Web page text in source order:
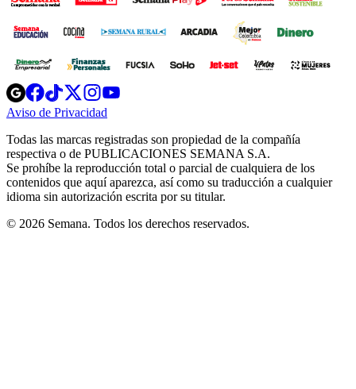
Opens
in
new
Opens
in
new
Opens
in
new
window
Opens
new
windowwindow
Aviso de Privacidad
new
window
Todas las marcas registradas son propiedad de la compañía
respectiva o de PUBLICACIONES SEMANA S.A.
Se prohíbe la reproducción total o parcial de cualquiera de los
contenidos que aquí aparezca, así como su traducción a cualquier
idioma sin autorización escrita por su titular.
© 2026 Semana. Todos los derechos reservados.